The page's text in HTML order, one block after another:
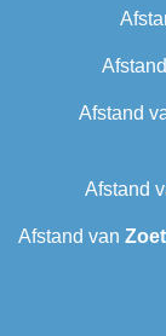
Afstand
Afstand
Afstand van